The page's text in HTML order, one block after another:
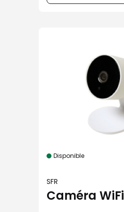
Disponible
SFR
Caméra WiFi